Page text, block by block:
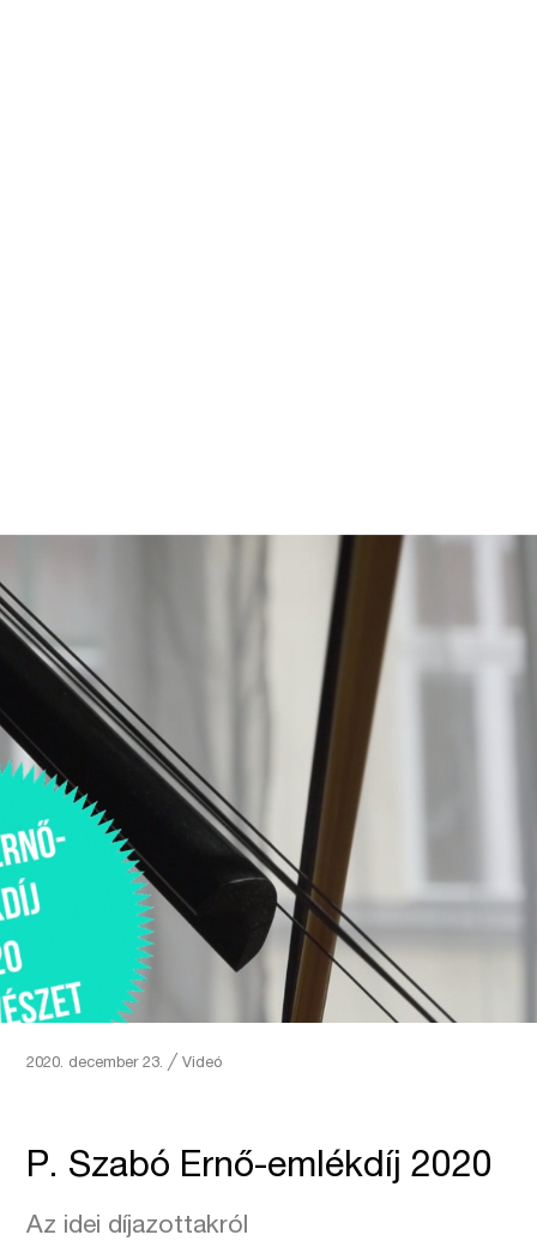
2020. december 23.╱Videó
P. Szabó Ernő-emlékdíj 2020
Az idei díjazottakról